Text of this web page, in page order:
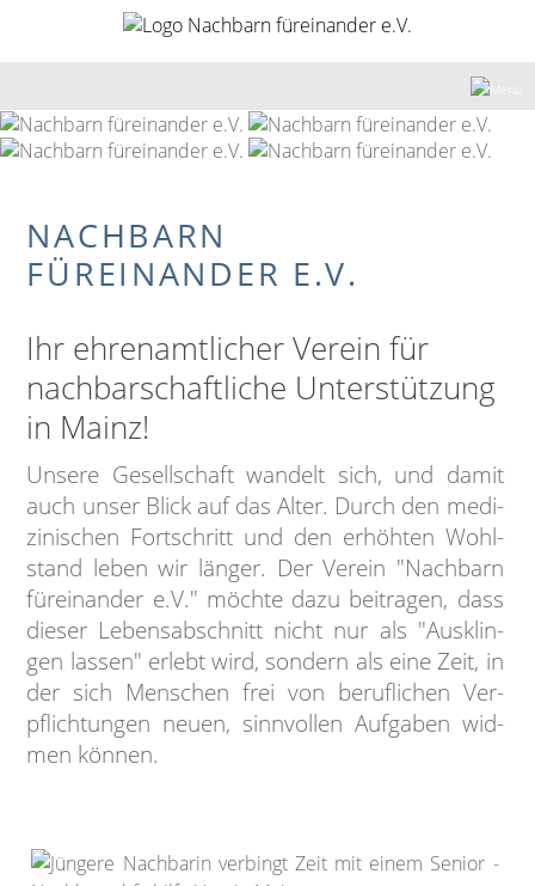
NACHBARN
FÜREINANDER E.V.
Ihr ehren­amt­li­cher Verein für
nach­bar­schaft­li­che Unter­stütz­ung
in Mainz!
Unsere Gesellschaft wan­delt sich, und damit
auch unser Blick auf das Alter. Durch den medi­
zini­schen Fort­schritt und den erhöh­ten Wohl­
stand leben wir länger. Der Verein "Nach­barn
für­einander e.V." möchte dazu bei­tragen, dass
dieser Lebens­ab­schnitt nicht nur als "Aus­klin­
gen lassen" erlebt wird, sondern als eine Zeit, in
der sich Men­schen frei von be­ruf­li­chen Ver­
pflichtun­gen neuen, sinn­vollen Auf­gaben wid­
men können.